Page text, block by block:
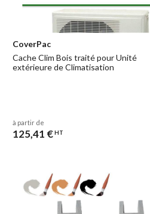
CoverPac
Cache Clim Bois traité pour Unité
extérieure de Climatisation
à partir de
125,41 €HT